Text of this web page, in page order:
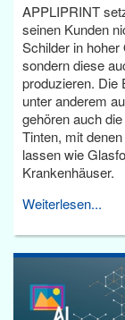
APPLIPRINT
seinen Kunden
Schilder in hoher
sondern diese
produzieren. Die
unter anderem
gehören auch
Tinten, mit
lassen wie
Krankenhäuser.
Weiterlesen...